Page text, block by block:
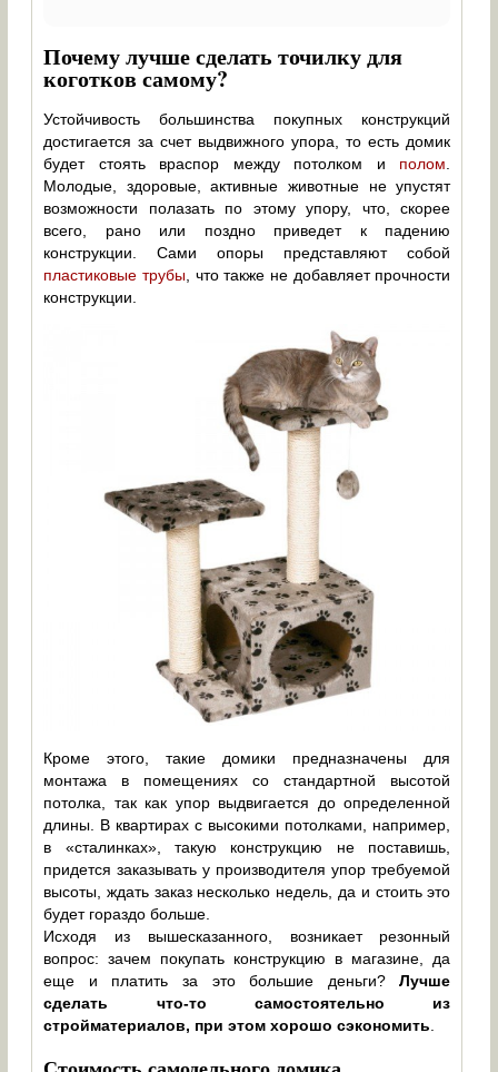
Почему лучше сделать точилку для
коготков самому?
Устойчивость большинства покупных конструкций
достигается за счет выдвижного упора, то есть домик
будет стоять враспор между потолком и полом
Молодые, здоровые, активные животные не упустят
возможности полазать по этому упору, что, скорее
всего, рано или поздно приведет к падению
конструкции. Сами опоры представляют собой
пластиковые трубы, что также не добавляет прочности
конструкции.
Кроме этого, такие домики предназначены для
монтажа в помещениях со стандартной высотой
потолка, так как упор выдвигается до определенной
длины. В квартирах с высокими потолками, например,
в «сталинках», такую конструкцию не поставишь,
придется заказывать у производителя упор требуемой
высоты, ждать заказ несколько недель, да и стоить это
будет гораздо больше.
Исходя из вышесказанного, возникает резонный
вопрос: зачем покупать конструкцию в магазине, да
еще и платить за это большие деньги?Лучше
сделать что-то самостоятельно из
стройматериалов, при этом хорошо сэкономить.